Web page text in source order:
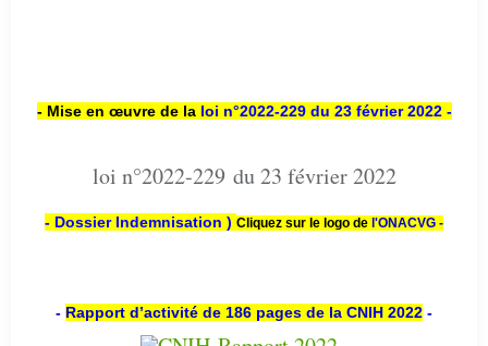
- Mise en œuvre de la loi n°2022-229 du 23 février 2022 -
loi n°2022-229 du 23 février 2022
- Dossier Indemnisation ) Cliquez sur le logo de l'ONACVG -
- Rapport d’activité de 186 pages de la CNIH 2022 -